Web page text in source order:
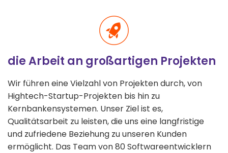
die Arbeit an großartigen Projekten
Wir führen eine Vielzahl von Projekten durch, von
Hightech-Startup-Projekten bis hin zu
Kernbankensystemen. Unser Ziel ist es,
Qualitätsarbeit zu leisten, die uns eine langfristige
und zufriedene Beziehung zu unseren Kunden
ermöglicht. Das Team von 80 Softwareentwicklern